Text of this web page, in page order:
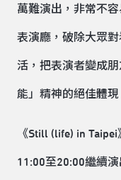
萬難演出，非常不
表演廳，破除大眾
活，把表演者變成
能」精神的絕佳體現
《Still (life) in
11:00至20:00繼續